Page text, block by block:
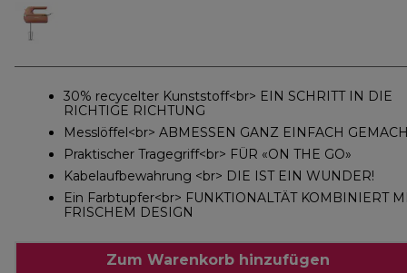
30% recycelter Kunststoff<br> EIN SCHRITT IN DIE
RICHTIGE RICHTUNG
Messlöffel<br> ABMESSEN GANZ EINFACH
Praktischer Tragegriff<br> FÜR «ON THE GO»
Kabelaufbewahrung <br> DIE IST EIN WUNDER!
Ein Farbtupfer<br> FUNKTIONALTÄT KOMBINIERT
FRISCHEM DESIGN
Zum Warenkorb hinzufügen